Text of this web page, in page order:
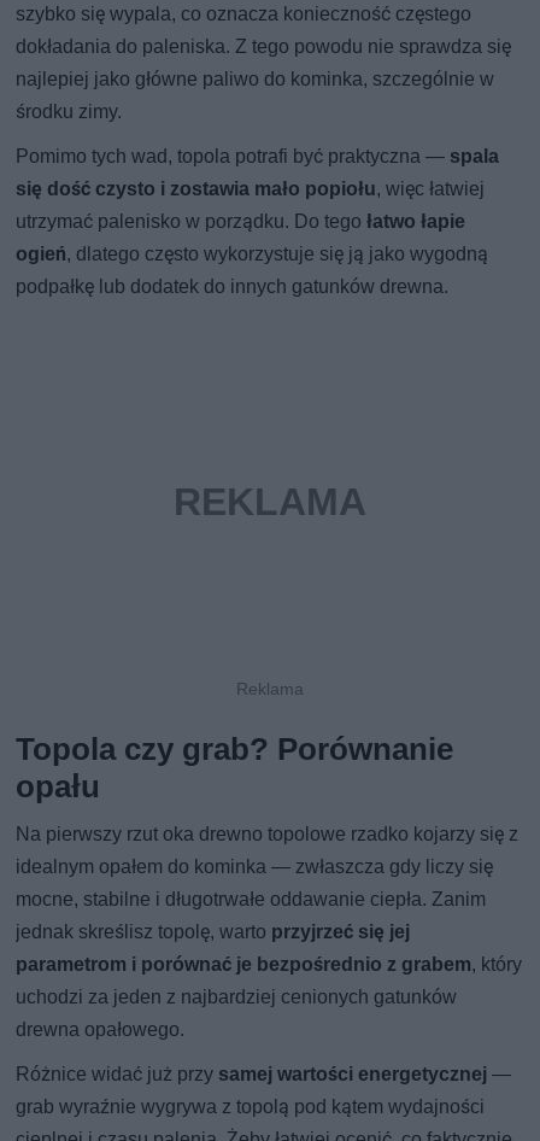
szybko się wypala, co oznacza konieczność częstego
dokładania do paleniska. Z tego powodu nie sprawdza się
najlepiej jako główne paliwo do kominka, szczególnie w
środku zimy.
Pomimo tych wad, topola potrafi być praktyczna — spala
się dość czysto i zostawia mało popiołu, więc łatwiej
utrzymać palenisko w porządku. Do tegołatwo łapie
ogień, dlatego często wykorzystuje się ją jako wygodną
podpałkę lub dodatek do innych gatunków drewna.
Topola czy grab? Porównanie
opału
Na pierwszy rzut oka drewno topolowe rzadko kojarzy się z
idealnym opałem do kominka — zwłaszcza gdy liczy się
mocne, stabilne i długotrwałe oddawanie ciepła. Zanim
jednak skreślisz topolę, warto przyjrzeć się jej
parametrom i porównać je bezpośrednio z grabem, który
uchodzi za jeden z najbardziej cenionych gatunków
drewna opałowego.
Różnice widać już przy samej wartości energetycznej —
grab wyraźnie wygrywa z topolą pod kątem wydajności